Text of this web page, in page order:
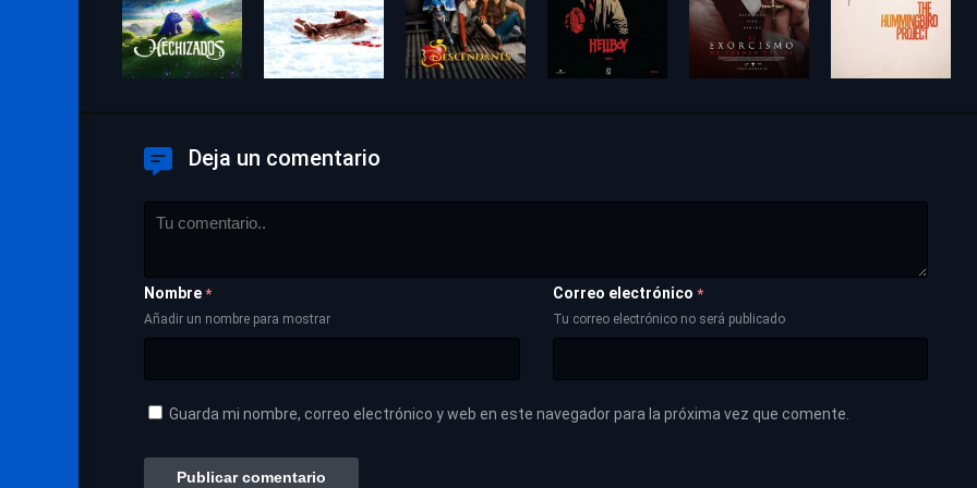
Deja un comentario
Nombre *
Añadir un nombre para mostrar
Correo electrónico *
Tu correo electrónico no será publicado
Guarda mi nombre, correo electrónico y web en este navegador para la próxima vez que comente.